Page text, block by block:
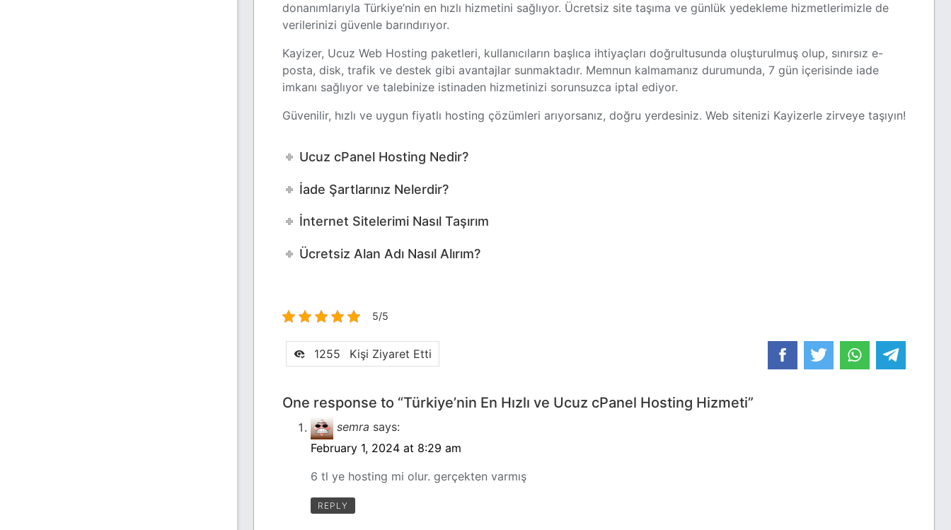
donanımlarıyla Türkiye’nin en hızlı hizmetini sağlıyor. Ücretsiz site taşıma ve günlük yedekleme hizmetlerimizle de
verilerinizi güvenle barındırıyor.
Kayizer, Ucuz Web Hosting paketleri, kullanıcıların başlıca ihtiyaçları doğrultusunda oluşturulmuş olup, sınırsız e-
posta, disk, trafik ve destek gibi avantajlar sunmaktadır. Memnun kalmamanız durumunda, 7 gün içerisinde iade
imkanı sağlıyor ve talebinize istinaden hizmetinizi sorunsuzca iptal ediyor.
Güvenilir, hızlı ve uygun fiyatlı hosting çözümleri arıyorsanız, doğru yerdesiniz. Web sitenizi Kayizerle zirveye taşıyın!
Ucuz cPanel Hosting Nedir?
İade Şartlarınız Nelerdir?
İnternet Sitelerimi Nasıl Taşırım
Ücretsiz Alan Adı Nasıl Alırım?
5/5
1255 Kişi Ziyaret Etti
One response to “Türkiye’nin En Hızlı ve Ucuz cPanel Hosting Hizmeti”
semra says:
February 1, 2024 at 8:29 am
6 tl ye hosting mi olur. gerçekten varmış
REPLY